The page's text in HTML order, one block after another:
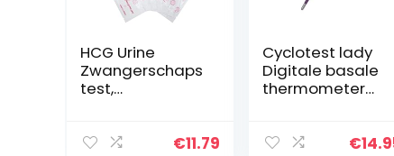
HCG Urine
Zwangerschaps
test,
hapstest 15st€11.79
Cyclotest lady
Digitale basale
thermometer
€